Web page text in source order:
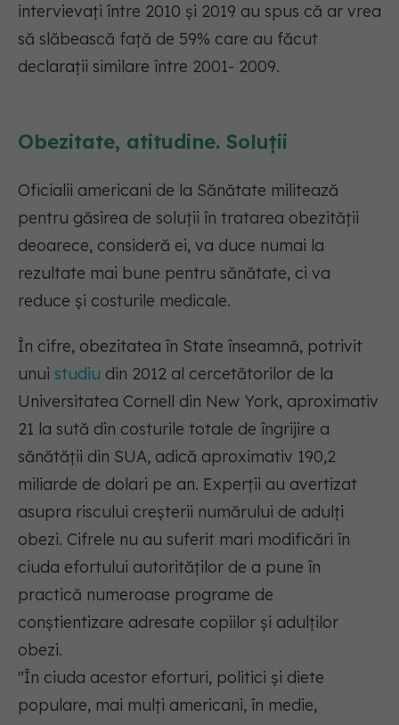
intervievați între 2010 și 2019 au spus că ar vrea
să slăbească față de 59% care au făcut
declarații similare între 2001- 2009.
Obezitate, atitudine. Soluții
Oficialii americani de la Sănătate militează
pentru găsirea de soluții în tratarea obezității
deoarece, consideră ei, va duce numai la
rezultate mai bune pentru sănătate, ci va
reduce și costurile medicale.
În cifre, obezitatea în State înseamnă, potrivit
unui studiu din 2012 al cercetătorilor de la
Universitatea Cornell din New York, aproximativ
21 la sută din costurile totale de îngrijire a
sănătății din SUA, adică aproximativ 190,2
miliarde de dolari pe an. Experții au avertizat
asupra riscului creșterii numărului de adulți
obezi. Cifrele nu au suferit mari modificări în
ciuda efortului autorităților de a pune în
practică numeroase programe de
conștientizare adresate copiilor și adulților
obezi.
"În ciuda acestor eforturi, politici și diete
populare, mai mulți americani, în medie,